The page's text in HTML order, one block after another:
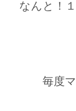
なんと！
毎度